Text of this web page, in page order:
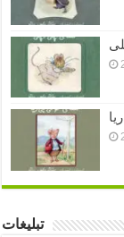
تبلیغات